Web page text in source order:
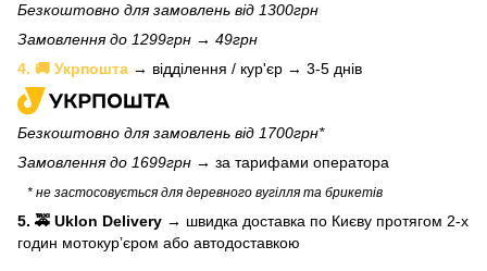
Безкоштовно для замовлень від 1300грн
Замовлення до 1299грн → 49грн
4. 🚚 Укрпошта → відділення / кур'єр → 3-5 днів
Безкоштовно для замовлень від 1700грн*
Замовлення до 1699грн → за тарифами оператора
* не застосовується для деревного вугілля та брикетів
5. 🚕 Uklon Delivery → швидка доставка по Києву протягом 2-х
годин мотокурʼєром або автодоставкою